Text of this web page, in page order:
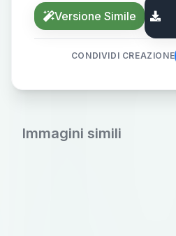
Versione Simile
CONDIVIDI CREAZIONE
Immagini simili